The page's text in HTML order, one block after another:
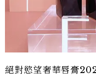
絕對慾望奢華唇膏